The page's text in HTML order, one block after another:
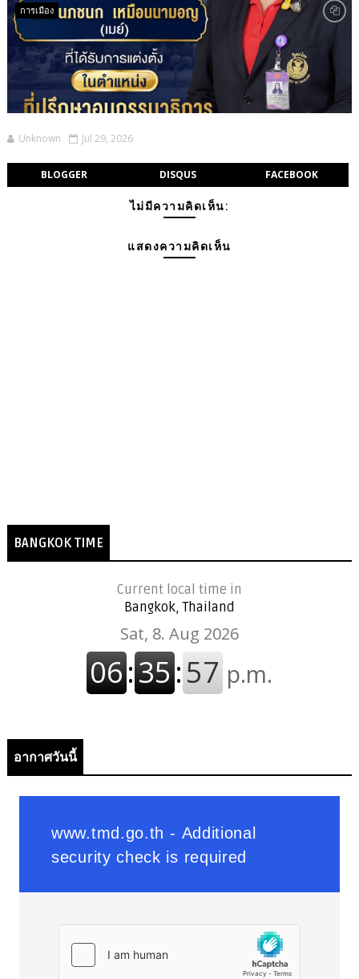
การเมือง
Unknown Jul 29, 2026
BLOGGER DISQUS FACEBOOK
ไม่มีความคิดเห็น:
แสดงความคิดเห็น
BANGKOK TIME
Current local time in
Bangkok, Thailand
อากาศวันนี้